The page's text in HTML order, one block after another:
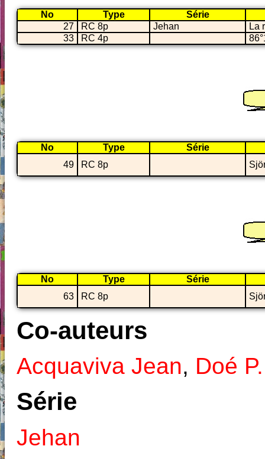
No Type
Série
27
RC 8p Jehan
La
33
RC 4p
No Type
Série
49
RC 8p
No Type
Série
63
RC 8p
Co-auteurs
Acquaviva Jean, Doé
Série
Jehan